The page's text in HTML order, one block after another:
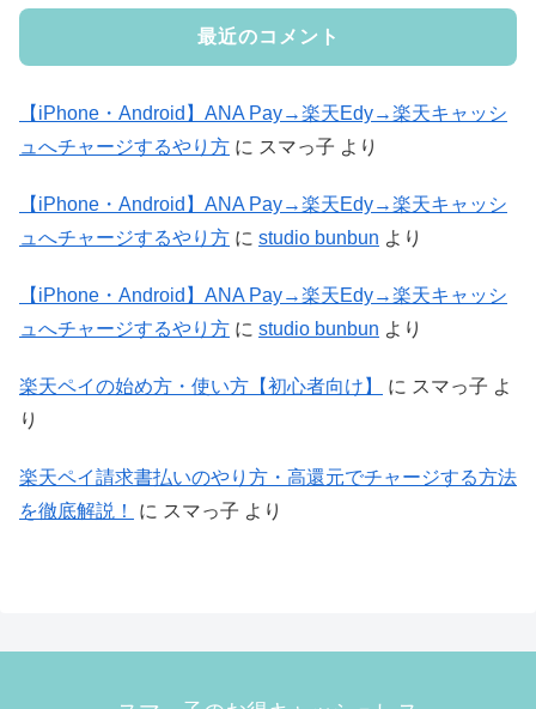
最近のコメント
【iPhone・Android】ANA Pay→楽天Edy→楽天キャッシ
ュへチャージするやり方 に スマっ子 より
【iPhone・Android】ANA Pay→楽天Edy→楽天キャッシ
ュへチャージするやり方 に studio bunbun より
【iPhone・Android】ANA Pay→楽天Edy→楽天キャッシ
ュへチャージするやり方 に studio bunbun より
楽天ペイの始め方・使い方【初心者向け】 に スマっ子 よ
り
楽天ペイ請求書払いのやり方・高還元でチャージする方法
を徹底解説！
に スマっ子 より